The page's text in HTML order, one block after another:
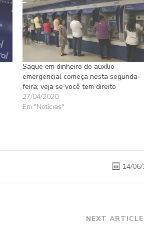
Saque em dinheiro do auxílio
emergencial começa nesta segunda-
feira; veja se você tem direito
27/04/2020
Em "Notícias"
14/
NEXT ARTICLE